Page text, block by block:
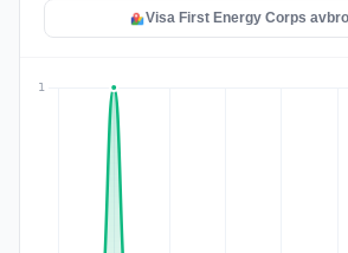
Visa First Energy Corps